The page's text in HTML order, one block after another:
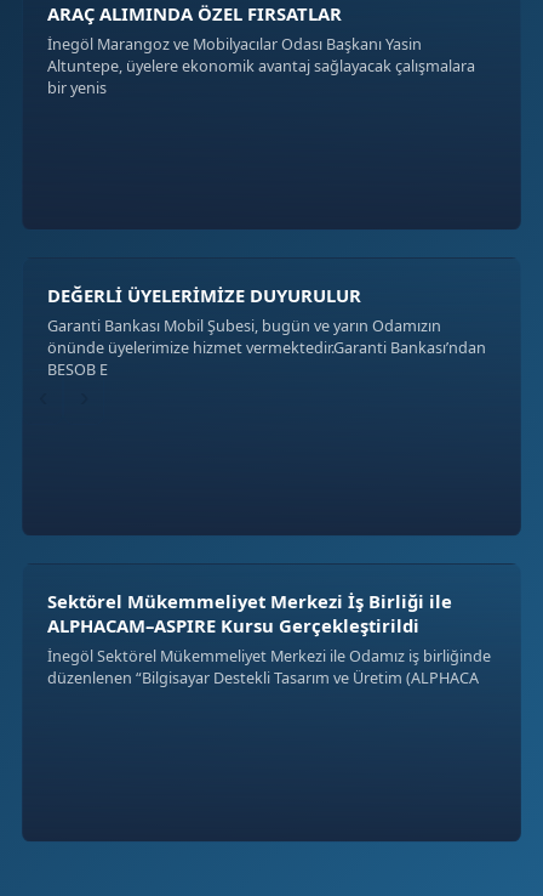
ARAÇ ALIMINDA ÖZEL FIRSATLAR
İnegöl Marangoz ve Mobilyacılar Odası Başkanı Yasin
Altuntepe, üyelere ekonomik avantaj sağlayacak çalışmalara
bir yenis
DEĞERLİ ÜYELERİMİZE DUYURULUR
Garanti Bankası Mobil Şubesi, bugün ve yarın Odamızın
önünde üyelerimize hizmet vermektedir.Garanti Bankası’ndan
BESOB E
Sektörel Mükemmeliyet Merkezi İş Birliği ile
ALPHACAM–ASPIRE Kursu Gerçekleştirildi
İnegöl Sektörel Mükemmeliyet Merkezi ile Odamız iş birliğinde
düzenlenen “Bilgisayar Destekli Tasarım ve Üretim (ALPHACA